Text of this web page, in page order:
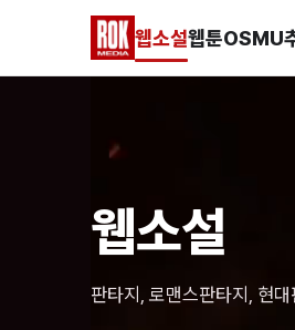
웹소설웹툰OSMU
웹소설
판타지, 로맨스판타지, 현